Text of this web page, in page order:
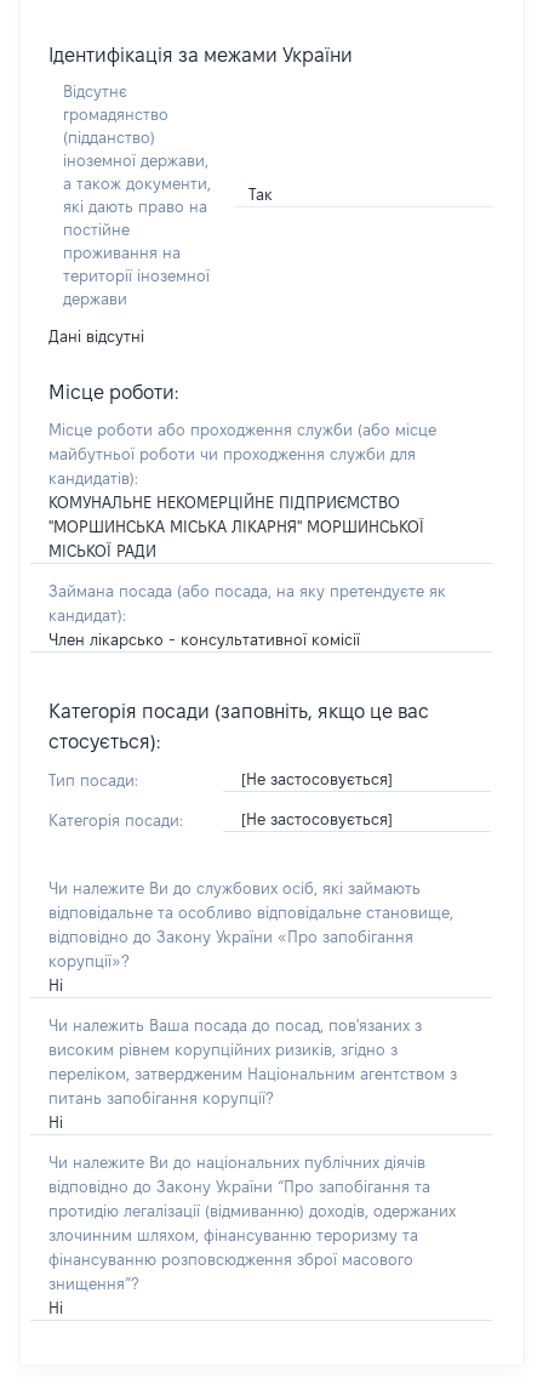
Ідентифікація за межами України
Відсутнє
громадянство
(підданство)
іноземної держави,
а також документи,
які дають право на
постійне
проживання на
території іноземної
держави
Так
Дані відсутні
Місце роботи:
Місце роботи або проходження служби (або місце
майбутньої роботи чи проходження служби для
кандидатів):
КОМУНАЛЬНЕ НЕКОМЕРЦІЙНЕ ПІДПРИЄМСТВО
"МОРШИНСЬКА МІСЬКА ЛІКАРНЯ" МОРШИНСЬКОЇ
МІСЬКОЇ РАДИ
Займана посада (або посада, на яку претендуєте як
кандидат):
Член лікарсько - консультативної комісії
Категорія посади (заповніть, якщо це вас
стосується):
Тип посади: [Не застосовується]
Категорія посади: [Не застосовується]
Чи належите Ви до службових осіб, які займають
відповідальне та особливо відповідальне становище,
відповідно до Закону України «Про запобігання
корупції»?
Ні
Чи належить Ваша посада до посад, пов'язаних з
високим рівнем корупційних ризиків, згідно з
переліком, затвердженим Національним агентством з
питань запобігання корупції?
Ні
Чи належите Ви до національних публічних діячів
відповідно до Закону України “Про запобігання та
протидію легалізації (відмиванню) доходів, одержаних
злочинним шляхом, фінансуванню тероризму та
фінансуванню розповсюдження зброї масового
знищення”?
Ні